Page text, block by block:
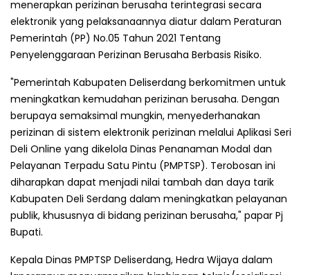
menerapkan perizinan berusaha terintegrasi secara
elektronik yang pelaksanaannya diatur dalam Peraturan
Pemerintah (PP) No.05 Tahun 2021 Tentang
Penyelenggaraan Perizinan Berusaha Berbasis Risiko.
"Pemerintah Kabupaten Deliserdang berkomitmen untuk
meningkatkan kemudahan perizinan berusaha. Dengan
berupaya semaksimal mungkin, menyederhanakan
perizinan di sistem elektronik perizinan melalui Aplikasi Seri
Deli Online yang dikelola Dinas Penanaman Modal dan
Pelayanan Terpadu Satu Pintu (PMPTSP). Terobosan ini
diharapkan dapat menjadi nilai tambah dan daya tarik
Kabupaten Deli Serdang dalam meningkatkan pelayanan
publik, khususnya di bidang perizinan berusaha," papar Pj
Bupati.
Kepala Dinas PMPTSP Deliserdang, Hedra Wijaya dalam